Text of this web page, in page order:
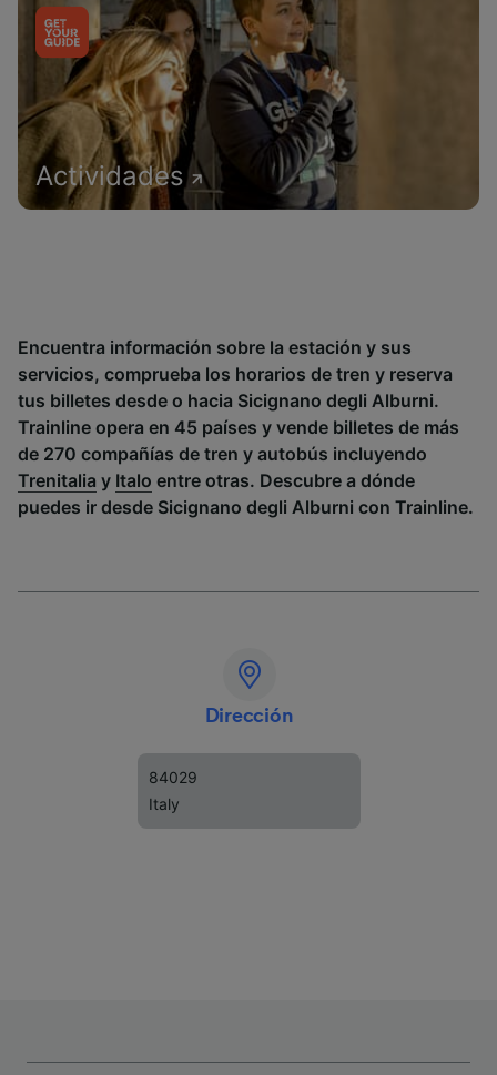
Actividades
Encuentra información sobre la estación y sus
servicios, comprueba los horarios de tren y reserva
tus billetes desde o hacia Sicignano degli Alburni.
Trainline opera en 45 países y vende billetes de más
de 270 compañías de tren y autobús incluyendo
Trenitalia y Italo entre otras. Descubre a dónde
puedes ir desde Sicignano degli Alburni con Trainline.
Dirección
84029
Italy